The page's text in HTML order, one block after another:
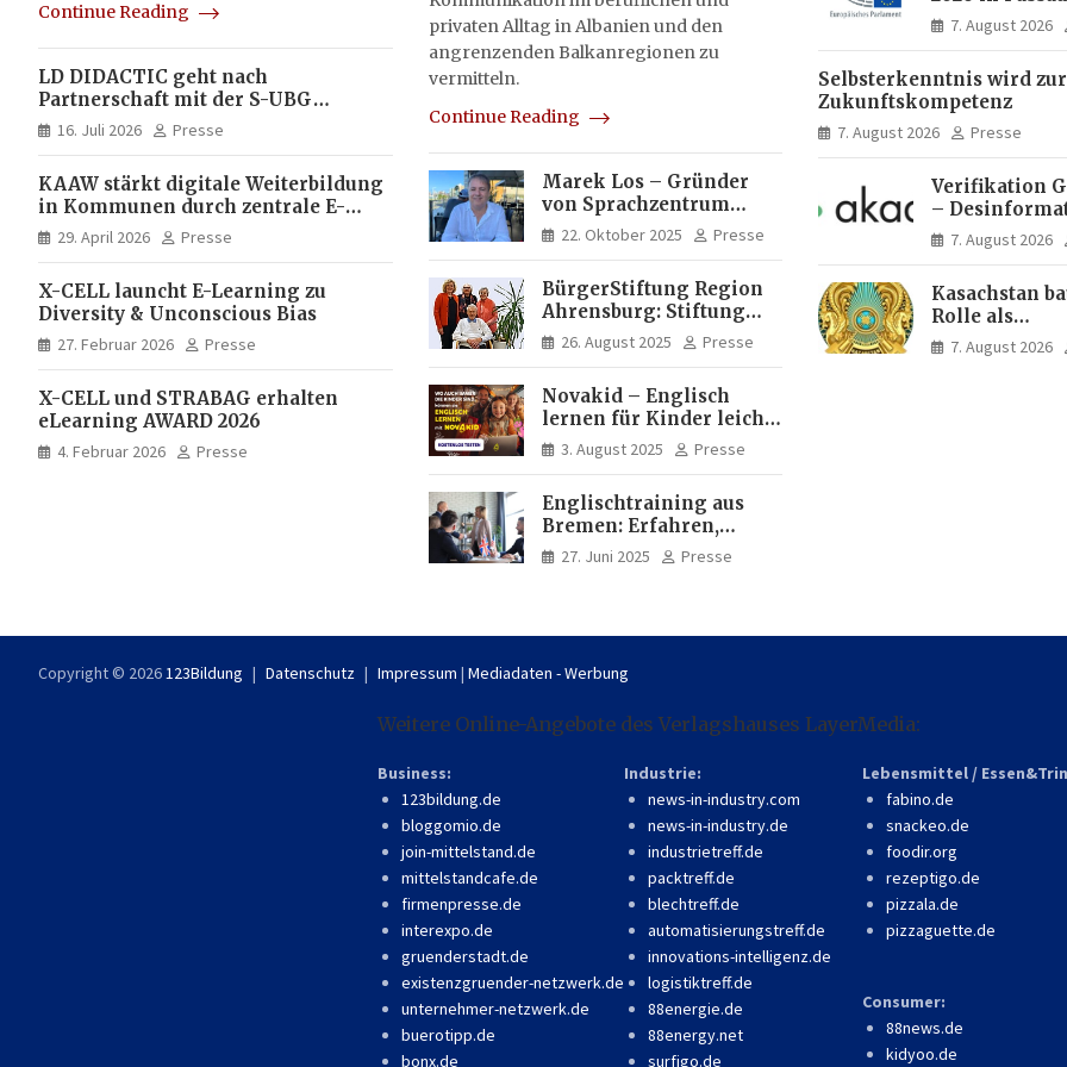
Continue Reading
LD DIDACTIC geht nach
Partnerschaft mit der S-UBG
vollständig in Unternehmerhand
16. Juli 2026 Presse
KAAW stärkt digitale Weiterbildung
in Kommunen durch zentrale E-
Learning Plattform von X-CELL
29. April 2026 Presse
X-CELL launcht E-Learning zu
Diversity & Unconscious Bias
27. Februar 2026 Presse
X-CELL und STRABAG erhalten
eLearning AWARD 2026
4. Februar 2026 Presse
privaten Alltag in Albanien und den
angrenzenden Balkanregionen zu
vermitteln.
Continue Reading
Marek Los – Gründer
von Sprachzentrum
Moose, Moose Casa
Italia und Apartamento
Experte für Bildung und
Investitionen in
Brasilien
22. Oktober 2025 Presse
BürgerStiftung Region
Ahrensburg: Stiftung
Dietrich+Gudrun Maaß
fördert
Frauen
26. August 2025 Presse
Novakid – Englisch
lernen für Kinder leicht
gemacht
3. August 2025 Presse
Englischtraining aus
Bremen: Erfahren,
professionell, online
zugänglich
27. Juni 2025 Presse
Menschen
Ideen für
7. August 2026
Selbsterkenntnis wird zur
Zukunftskompetenz
7. August 2026 Presse
Verifikation
–
Fake News,
Inhalte | dpa-
7. August 2026
Kasachstan
Rolle als
zwischen
7. August 2026
Copyright © 2026123Bildung Datenschutz Impressum | Mediadaten - Werbung
Weitere Online-Angebote des Verlagshauses LayerMedia:
Business:
123bildung.de
bloggomio.de
join-mittelstand.de
mittelstandcafe.de
firmenpresse.de
interexpo.de
gruenderstadt.de
existenzgruender-netzwerk.de
unternehmer-netzwerk.de
buerotipp.de
bonx.de
Industrie:
news-in-industry.com
news-in-industry.de
industrietreff.de
packtreff.de
blechtreff.de
automatisierungstreff.de
innovations-intelligenz.de
logistiktreff.de
88energie.de
88energy.net
surfigo.de
Lebensmittel /
fabino.de
snackeo.de
foodir.org
rezeptigo.de
pizzala.de
pizzaguette.de
Consumer:
88news.de
kidyoo.de